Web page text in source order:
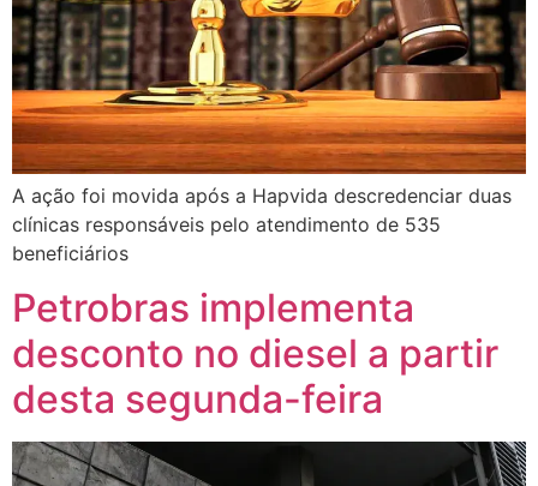
A ação foi movida após a Hapvida descredenciar duas
clínicas responsáveis pelo atendimento de 535
beneficiários
Petrobras implementa
desconto no diesel a partir
desta segunda-feira